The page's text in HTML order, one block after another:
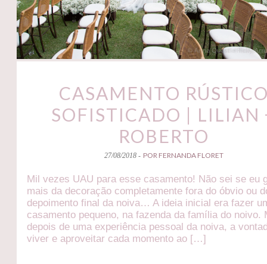
CASAMENTO
SOFISTICADO | LILIAN
ROBERTO
27/08/2018 - POR FERNANDA FLORET
Mil vezes UAU para esse casamento! Não sei se eu
mais da decoração completamente fora do óbvio ou
depoimento final da noiva… A ideia inicial era fazer
casamento pequeno, na fazenda da família do noivo.
depois de uma experiência pessoal da noiva, a
viver e aproveitar cada momento ao […]